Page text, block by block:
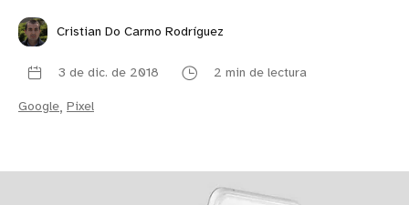
Cristian Do Carmo Rodríguez
3 de dic. de 2018 2 min de lectura
Google, Pixel